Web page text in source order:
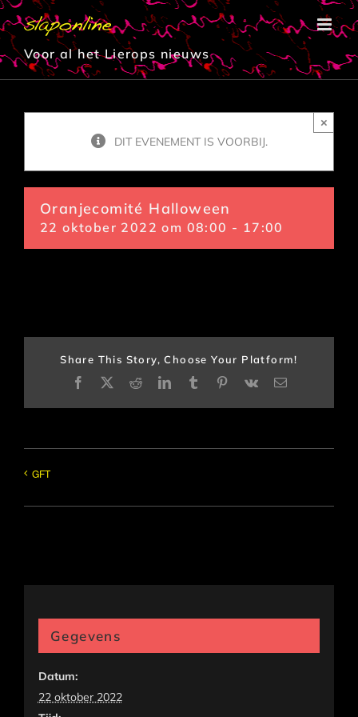
Ga
naar
inhoud
Voor al het Lierops nieuws
DIT EVENEMENT IS VOORBIJ.
×
Oranjecomité Halloween
22 oktober 2022 om 08:00 - 17:00
Share This Story, Choose Your Platform!
Facebook
X RedditLinkedInTumblrPinterest
Vk
E-
GFT
Gegevens
Datum:
22 oktober 2022